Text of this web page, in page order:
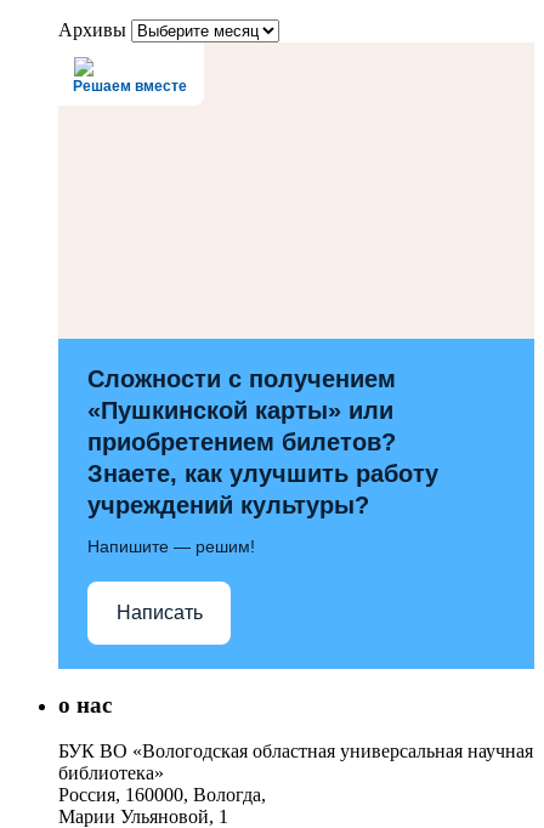
Архивы
Решаем вместе
Сложности с получением
«Пушкинской карты» или
приобретением билетов?
Знаете, как улучшить работу
учреждений культуры?
Напишите — решим!
Написать
о нас
БУК ВО «Вологодская областная универсальная научная
библиотека»
Россия, 160000, Вологда,
Марии Ульяновой, 1